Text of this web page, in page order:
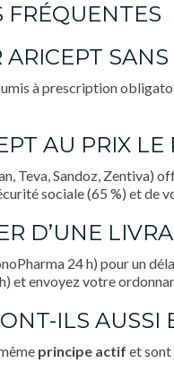
FRÉQUENTES
à prescription
AU PRIX LE
Teva, Sandoz, Zentiva)
sociale (65 %) et de
D’UNE
24 h) pour un
et envoyez votre
ILS AUSSI
principe actif et sont